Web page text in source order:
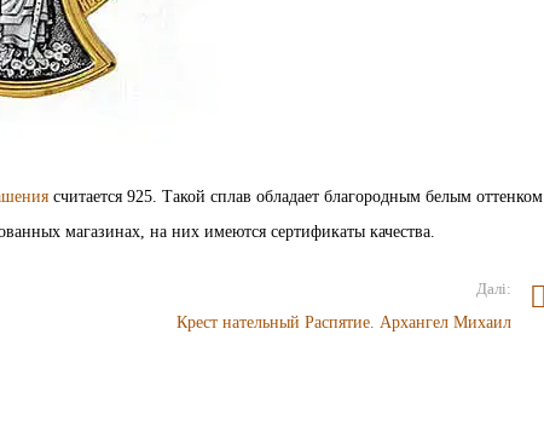
считается 925. Такой сплав обладает благородным белым оттенком
магазинах, на них имеются сертификаты качества.
Далі:
Крест нательный Распятие. Архангел Михаил